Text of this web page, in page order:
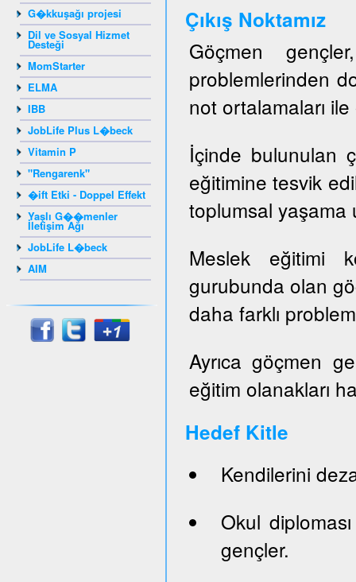
G�kkuşağı projesi
Dil ve Sosyal Hizmet
Desteği
MomStarter
ELMA
IBB
JobLife Plus L�beck
Vitamin P
"Rengarenk"
�ift Etki - Doppel Effekt
Yaşlı G��menler
İletişim Ağı
JobLife L�beck
AIM
Çıkış Noktamız
Göçmen
problemlerinden
not ortalamaları
İçinde bulunulan
eğitimine tesvik
toplumsal yaşama
Meslek eğitimi
gurubunda olan
daha farklı
Ayrıca göçmen
eğitim olanakları
Hedef Kitle
Kendilerini
Okul
gençler.